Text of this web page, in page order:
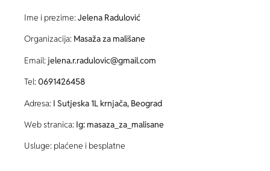
Ime i prezime:Jelena Radulović
Organizacija: Masaža za mališane
Email: jelena.r.radulovic@gmail.com
Tel: 0691426458
Adresa: I Sutjeska 1L krnjača, Beograd
Web stranica: Ig: masaza_za_malisane
Usluge: plaćene i besplatne